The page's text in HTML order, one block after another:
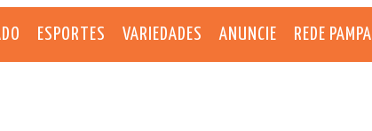
ESPORTES VARIEDADES ANUNCIE REDE PAMPA